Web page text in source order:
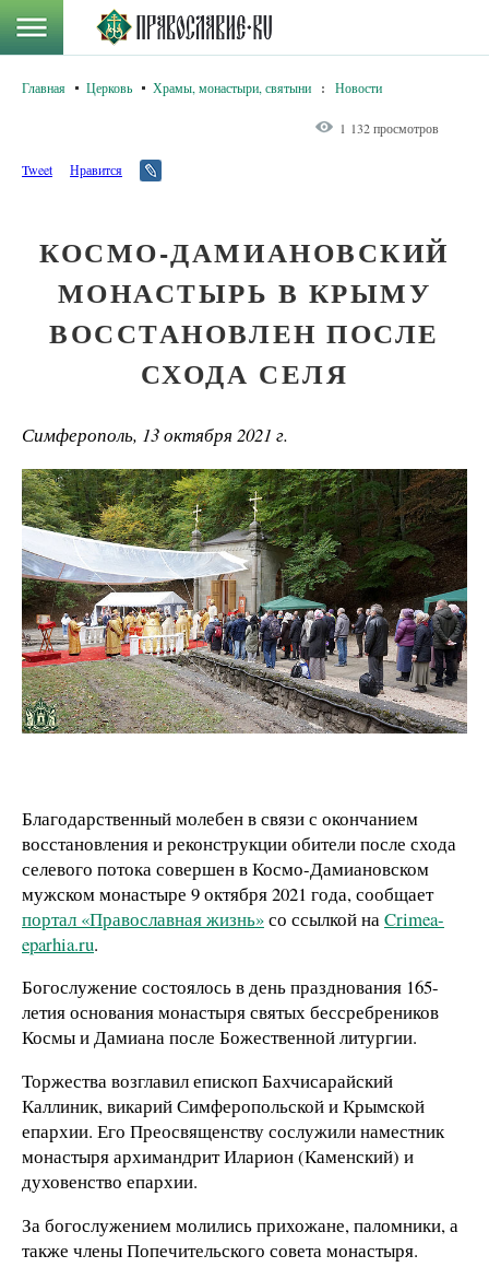
Главная Церковь Храмы, монастыри, святыни : Новости
1 132 просмотров
Tweet Нравится
КОСМО-ДАМИАНОВСКИЙ
МОНАСТЫРЬ В КРЫМУ
ВОССТАНОВЛЕН ПОСЛЕ
СХОДА СЕЛЯ
Симферополь, 13 октября 2021 г.
Благодарственный молебен в связи с окончанием
восстановления и реконструкции обители после схода
селевого потока совершен в Космо-Дамиановском
мужском монастыре 9 октября 2021 года, сообщает
портал «Православная жизнь»со ссылкой наCrimea-
eparhia.ru.
Богослужение состоялось в день празднования 165-
летия основания монастыря святых бессребреников
Космы и Дамиана после Божественной литургии.
Торжества возглавил епископ Бахчисарайский
Каллиник, викарий Симферопольской и Крымской
епархии. Его Преосвященству сослужили наместник
монастыря архимандрит Иларион (Каменский) и
духовенство епархии.
За богослужением молились прихожане, паломники, а
также члены Попечительского совета монастыря.